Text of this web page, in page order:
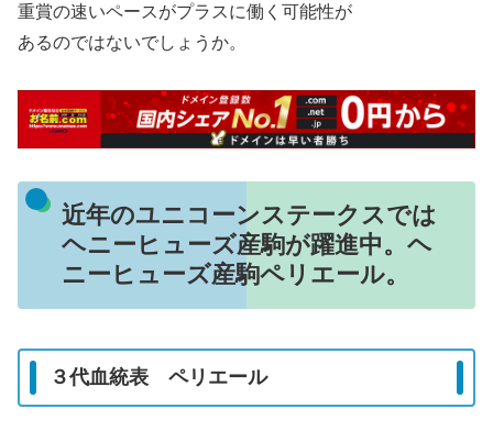
重賞の速いペースがプラスに働く可能性が
あるのではないでしょうか。
近年のユニコーンステークスでは
ヘニーヒューズ産駒が躍進中。ヘ
ニーヒューズ産駒ペリエール。
３代血統表 ペリエール